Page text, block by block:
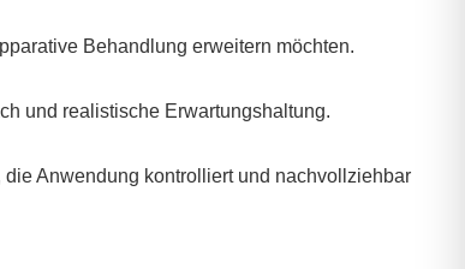
Behandlung erweitern möchten.
und realistische Erwartungshaltung.
Anwendung kontrolliert und nachvollziehbar